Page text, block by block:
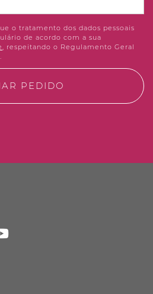
o tratamento dos dados pessoais
de acordo com a sua
, respeitando o Regulamento Geral
PEDIDO